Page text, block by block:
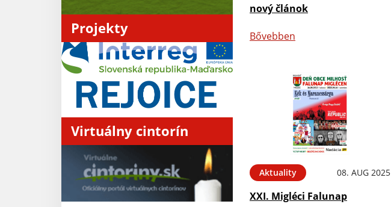
Projekty
Virtuálny cintorín
nový článok
Bővebben
Aktuality 08. AUG 2025
XXI. Migléci Falunap